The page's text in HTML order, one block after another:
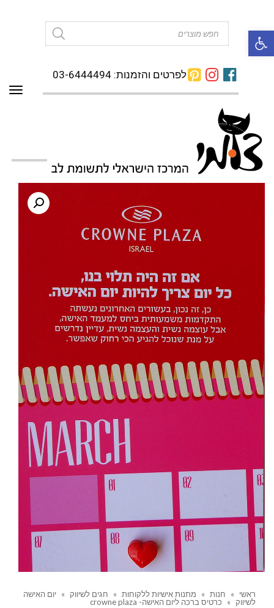
פתח סרגל נגישות
לפרטים והזמנות: 03-6444494
ראשי » חנות » מתנות אישיות ללקוחות » חגים לשיווק » יום האישה
לשיווק » כרטיס ברכה ליום האישה- crowne plaza